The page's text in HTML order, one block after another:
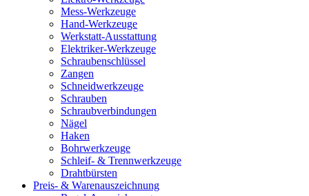
Mess-Werkzeuge
Hand-Werkzeuge
Werkstatt-Ausstattung
Elektriker-Werkzeuge
Schraubenschlüssel
Zangen
Schneidwerkzeuge
Schrauben
Schraubverbindungen
Nägel
Haken
Bohrwerkzeuge
Schleif- & Trennwerkzeuge
Drahtbürsten
Preis- & Warenauszeichnung